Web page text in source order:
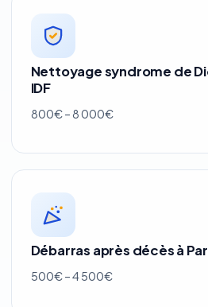
Nettoyage syndrome de
IDF
800€ – 8 000€
Débarras après décès à
500€ – 4 500€